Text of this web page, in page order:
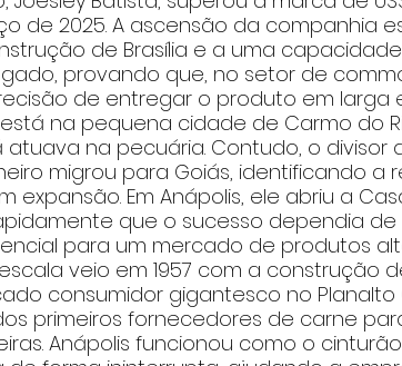
de 2025. A ascensão da companhia
de Brasília e a uma
provando que, no setor de
de entregar o produto em larga
na pequena cidade de Carmo do
atuava na pecuária. Contudo, o divisor
migrou para Goiás, identificando a
expansão. Em Anápolis, ele abriu a
que o sucesso dependia
para um mercado de produtos
veio em 1957 com a construção
consumidor gigantesco no Planalto
primeiros fornecedores de carne
Anápolis funcionou como o